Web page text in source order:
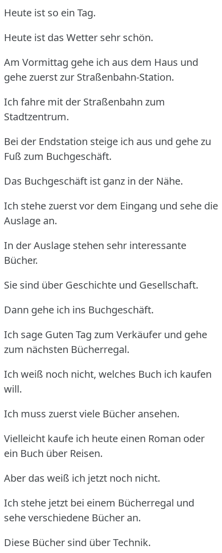
Heute ist so ein Tag.
Heute ist das Wetter sehr schön.
Am Vormittag gehe ich aus dem Haus und
gehe zuerst zur Straßenbahn-Station.
Ich fahre mit der Straßenbahn zum
Stadtzentrum.
Bei der Endstation steige ich aus und gehe zu
Fuß zum Buchgeschäft.
Das Buchgeschäft ist ganz in der Nähe.
Ich stehe zuerst vor dem Eingang und sehe die
Auslage an.
In der Auslage stehen sehr interessante
Bücher.
Sie sind über Geschichte und Gesellschaft.
Dann gehe ich ins Buchgeschäft.
Ich sage Guten Tag zum Verkäufer und gehe
zum nächsten Bücherregal.
Ich weiß noch nicht, welches Buch ich kaufen
will.
Ich muss zuerst viele Bücher ansehen.
Vielleicht kaufe ich heute einen Roman oder
ein Buch über Reisen.
Aber das weiß ich jetzt noch nicht.
Ich stehe jetzt bei einem Bücherregal und
sehe verschiedene Bücher an.
Diese Bücher sind über Technik.